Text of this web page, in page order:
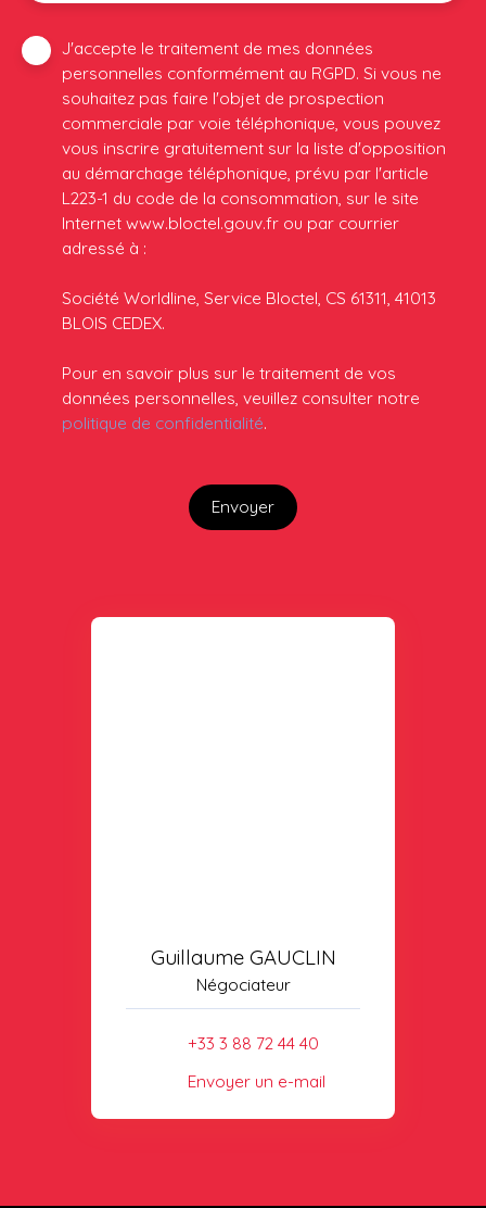
J'accepte le traitement de mes données
personnelles conformément au RGPD. Si vous ne
souhaitez pas faire l'objet de prospection
commerciale par voie téléphonique, vous pouvez
vous inscrire gratuitement sur la liste d'opposition
au démarchage téléphonique, prévu par l'article
L223-1 du code de la consommation, sur le site
Internet www.bloctel.gouv.fr ou par courrier
adressé à :
Société Worldline, Service Bloctel, CS 61311, 41013
BLOIS CEDEX.
Pour en savoir plus sur le traitement de vos
données personnelles, veuillez consulter notre
politique de confidentialité.
Envoyer
Guillaume GAUCLIN
Négociateur
+33 3 88 72 44 40
Envoyer un e-mail